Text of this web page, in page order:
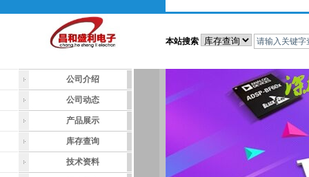
本站搜索
公司介绍
公司动态
产品展示
库存查询
技术资料